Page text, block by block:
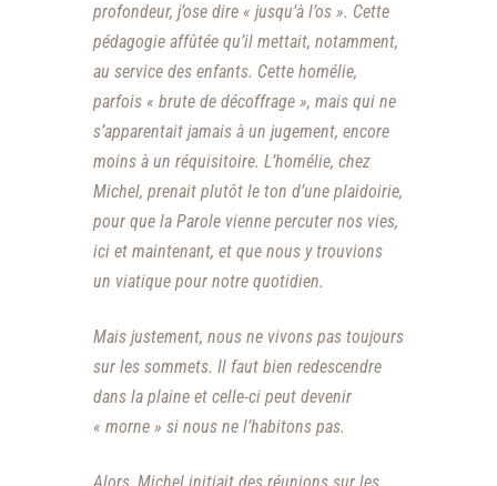
profondeur, j’ose dire « jusqu’à l’os ». Cette
pédagogie affûtée qu’il mettait, notamment,
au service des enfants. Cette homélie,
parfois « brute de décoffrage », mais qui ne
s’apparentait jamais à un jugement, encore
moins à un réquisitoire. L’homélie, chez
Michel, prenait plutôt le ton d’une plaidoirie,
pour que la Parole vienne percuter nos vies,
ici et maintenant, et que nous y trouvions
un viatique pour notre quotidien.
Mais justement, nous ne vivons pas toujours
sur les sommets. Il faut bien redescendre
dans la plaine et celle-ci peut devenir
« morne » si nous ne l’habitons pas.